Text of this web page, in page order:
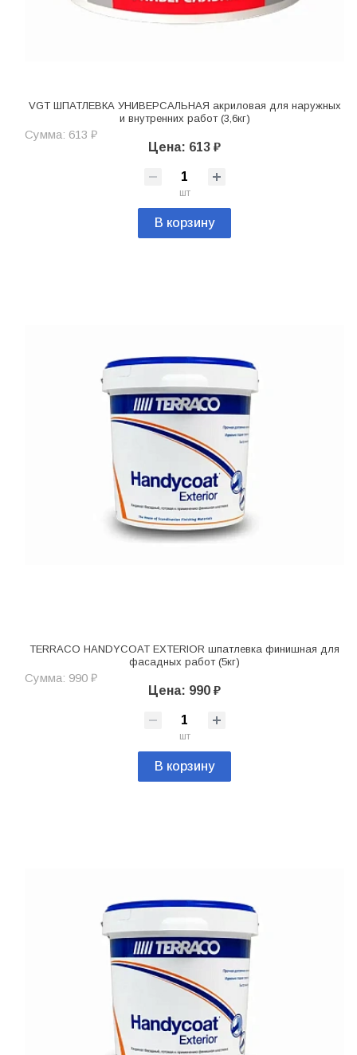
VGT ШПАТЛЕВКА УНИВЕРСАЛЬНАЯ акриловая для наружных
и внутренних работ (3,6кг)
Сумма: 613 ₽
Цена: 613 ₽
шт
В корзину
TERRACO HANDYCOAT EXTERIOR шпатлевка финишная для
фасадных работ (5кг)
Сумма: 990 ₽
Цена: 990 ₽
шт
В корзину